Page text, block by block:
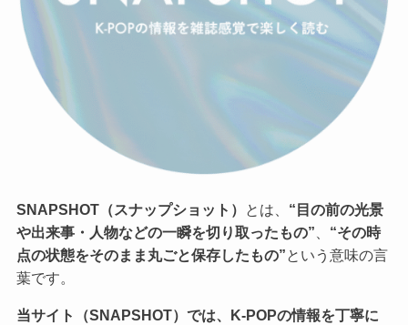
SNAPSHOT（スナップショット） とは、 “目の前の光景
や出来事・人物などの一瞬を切り取ったもの”
“その時
点の状態をそのまま丸ごと保存したもの”という意味の言
葉です。
当サイト（SNAPSHOT）では、K-POPの情報を丁寧に